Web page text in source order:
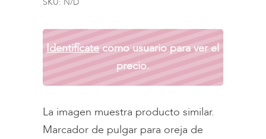
Identifícate como usuario para ver el
precio.
La imagen muestra producto similar.
Marcador de pulgar para oreja de